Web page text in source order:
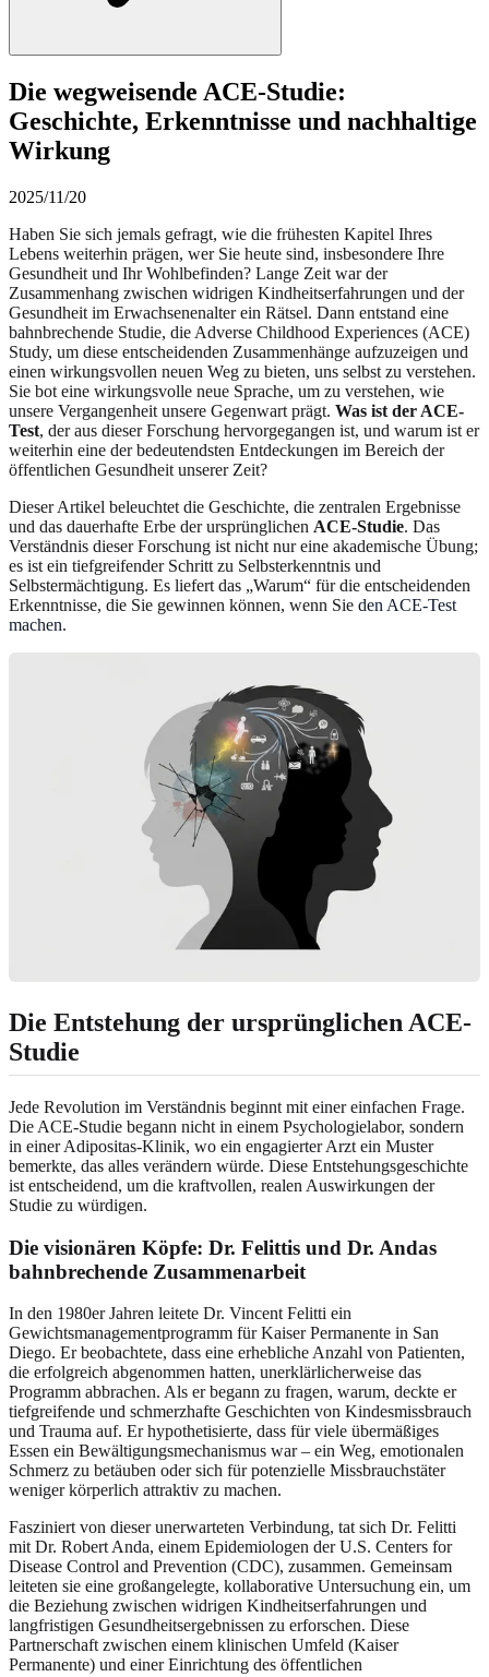
Die wegweisende ACE-Studie:
Geschichte, Erkenntnisse und nachhaltige
Wirkung
2025/11/20
Haben Sie sich jemals gefragt, wie die frühesten Kapitel Ihres
Lebens weiterhin prägen, wer Sie heute sind, insbesondere Ihre
Gesundheit und Ihr Wohlbefinden? Lange Zeit war der
Zusammenhang zwischen widrigen Kindheitserfahrungen und der
Gesundheit im Erwachsenenalter ein Rätsel. Dann entstand eine
bahnbrechende Studie, die Adverse Childhood Experiences (ACE)
Study, um diese entscheidenden Zusammenhänge aufzuzeigen und
einen wirkungsvollen neuen Weg zu bieten, uns selbst zu verstehen.
Sie bot eine wirkungsvolle neue Sprache, um zu verstehen, wie
unsere Vergangenheit unsere Gegenwart prägt. Was ist der ACE-
Test, der aus dieser Forschung hervorgegangen ist, und warum ist er
weiterhin eine der bedeutendsten Entdeckungen im Bereich der
öffentlichen Gesundheit unserer Zeit?
Dieser Artikel beleuchtet die Geschichte, die zentralen Ergebnisse
und das dauerhafte Erbe der ursprünglichen ACE-Studie. Das
Verständnis dieser Forschung ist nicht nur eine akademische Übung;
es ist ein tiefgreifender Schritt zu Selbsterkenntnis und
Selbstermächtigung. Es liefert das „Warum“ für die entscheidenden
Erkenntnisse, die Sie gewinnen können, wenn Sie den ACE-Test
machen.
Die Entstehung der ursprünglichen ACE-
Studie
Jede Revolution im Verständnis beginnt mit einer einfachen Frage.
Die ACE-Studie begann nicht in einem Psychologielabor, sondern
in einer Adipositas-Klinik, wo ein engagierter Arzt ein Muster
bemerkte, das alles verändern würde. Diese Entstehungsgeschichte
ist entscheidend, um die kraftvollen, realen Auswirkungen der
Studie zu würdigen.
Die visionären Köpfe: Dr. Felittis und Dr. Andas
bahnbrechende Zusammenarbeit
In den 1980er Jahren leitete Dr. Vincent Felitti ein
Gewichtsmanagementprogramm für Kaiser Permanente in San
Diego. Er beobachtete, dass eine erhebliche Anzahl von Patienten,
die erfolgreich abgenommen hatten, unerklärlicherweise das
Programm abbrachen. Als er begann zu fragen, warum, deckte er
tiefgreifende und schmerzhafte Geschichten von Kindesmissbrauch
und Trauma auf. Er hypothetisierte, dass für viele übermäßiges
Essen ein Bewältigungsmechanismus war – ein Weg, emotionalen
Schmerz zu betäuben oder sich für potenzielle Missbrauchstäter
weniger körperlich attraktiv zu machen.
Fasziniert von dieser unerwarteten Verbindung, tat sich Dr. Felitti
mit Dr. Robert Anda, einem Epidemiologen der U.S. Centers for
Disease Control and Prevention (CDC), zusammen. Gemeinsam
leiteten sie eine großangelegte, kollaborative Untersuchung ein, um
die Beziehung zwischen widrigen Kindheitserfahrungen und
langfristigen Gesundheitsergebnissen zu erforschen. Diese
Partnerschaft zwischen einem klinischen Umfeld (Kaiser
Permanente) und einer Einrichtung des öffentlichen